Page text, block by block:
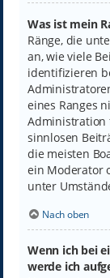
Was ist mein
Ränge, die
an, wie viele
identifizieren
eines Ranges
Administration
sinnlosen
die meisten
ein Moderator
unter
Nach oben
Wenn ich bei
werde ich